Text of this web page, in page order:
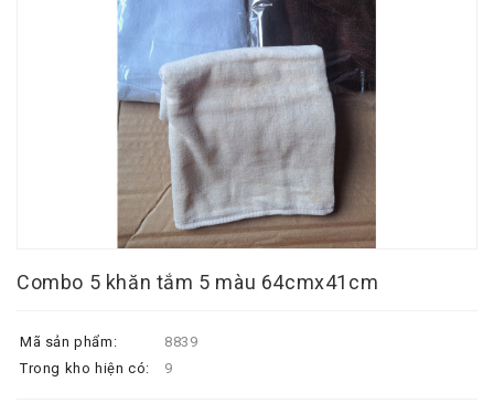
Combo 5 khăn tắm 5 màu 64cmx41cm
Mã sản phẩm:
8839
Trong kho hiện có:
9